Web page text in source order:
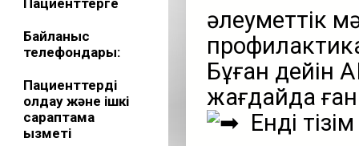
Пациенттерге
Байланыс
телефондары:
Пациенттерді
қолдау және ішкі
сараптама
қызметі
әлеуметтік
Бұған дейін
жағдайда
Енді